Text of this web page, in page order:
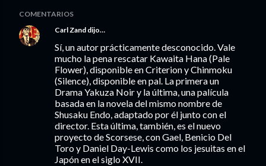
COMENTARIOS
Carl Zand dijo…
Sí, un autor prácticamente desconocido. Vale
mucho la pena rescatar Kawaita Hana (Pale
Flower), disponible en Criterion y Chinmoku
(Silence), disponible en pal. La primera un
Drama Yakuza Noir y la última, una palícula
basada en la novela del mismo nombre de
Shusaku Endo, adaptado por él junto con el
director. Esta última, también, es el nuevo
proyecto de Scorsese, con Gael, Benicio Del
Toro y Daniel Day-Lewis como los jesuitas en el
Japón en el siglo XVII.